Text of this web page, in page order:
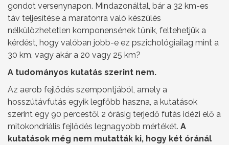
gondot versenynapon. Mindazonáltal, bár a 32 km-es
táv teljesítése a maratonra való készülés
nélkülözhetetlen komponensének tűnik, feltehetjük a
kérdést, hogy valóban jobb-e ez pszichológiailag mint a
30 km, vagy akár a 20 vagy 25 km?
A tudományos kutatás szerint nem.
Az aerob fejlődés szempontjából, amely a
hosszútávfutás egyik legfőbb haszna, a kutatások
szerint egy 90 percestől 2 órásig terjedő futás idézi elő a
mitokondriális fejlődés legnagyobb mértékét. A
kutatások még nem mutatták ki, hogy két óránál